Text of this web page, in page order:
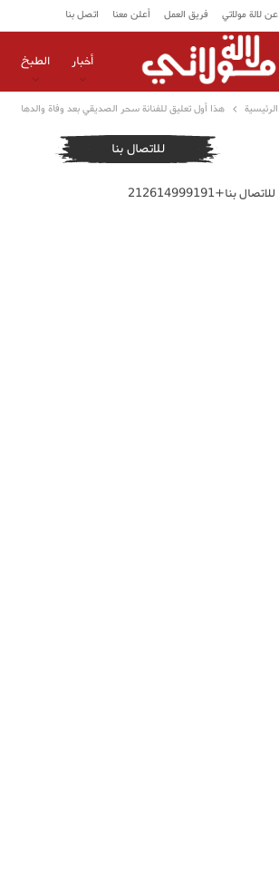
عن لالة مولاتي فريق العمل أعلن معنا اتصل بنا
أخبار الطبخ
الرئيسية هذا أول تعليق للفنانة سحر الصديقي بعد وفاة والدها
للاتصال بنا
للاتصال بنا+212614999191